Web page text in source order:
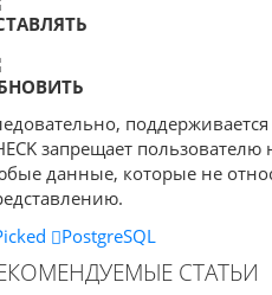
запрещает
данные, которые не
PostgreSQL
СТАТЬИ